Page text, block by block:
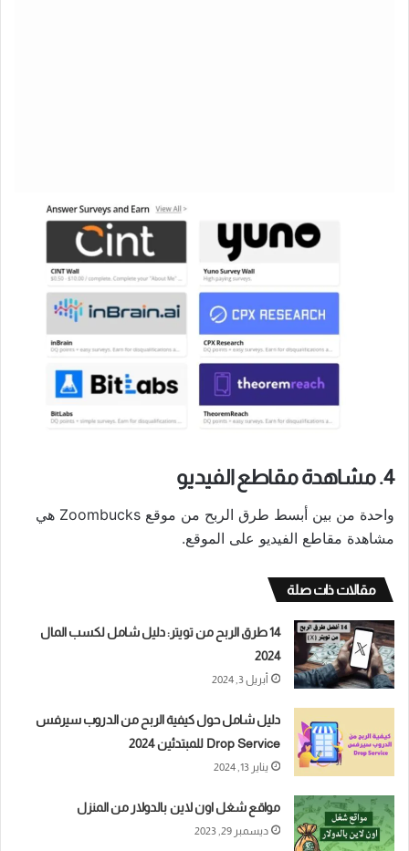
4. مشاهدة مقاطع الفيديو
واحدة من بين أبسط طرق الربح من موقع Zoombucks هي
مشاهدة مقاطع الفيديو على الموقع.
مقالات ذات صلة
14 طرق الربح من تويتر: دليل شامل لكسب المال
2024
أبريل 3, 2024
دليل شامل حول كيفية الربح من الدروب سيرفس
Drop Service للمبتدئين 2024
يناير 13, 2024
مواقع شغل اون لاين بالدولار من المنزل
ديسمبر 29, 2023